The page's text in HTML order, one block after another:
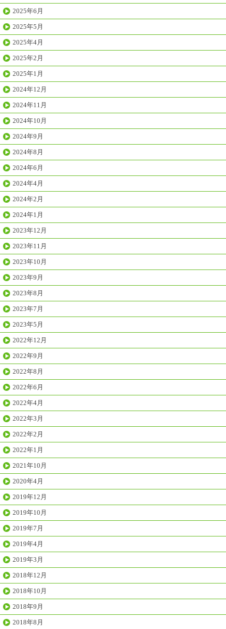
2025年6月
2025年5月
2025年4月
2025年2月
2025年1月
2024年12月
2024年11月
2024年10月
2024年9月
2024年8月
2024年6月
2024年4月
2024年2月
2024年1月
2023年12月
2023年11月
2023年10月
2023年9月
2023年8月
2023年7月
2023年5月
2022年12月
2022年9月
2022年8月
2022年6月
2022年4月
2022年3月
2022年2月
2022年1月
2021年10月
2020年4月
2019年12月
2019年10月
2019年7月
2019年4月
2019年3月
2018年12月
2018年10月
2018年9月
2018年8月